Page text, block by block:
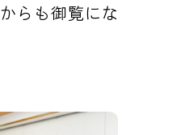
からも御覧にな